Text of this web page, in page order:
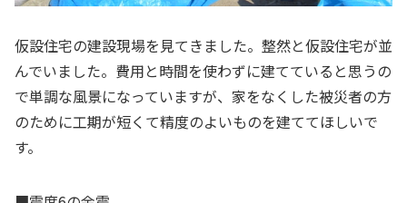
仮設住宅の建設現場を見てきました。整然と仮設住宅が並
んでいました。費用と時間を使わずに建てていると思うの
で単調な風景になっていますが、家をなくした被災者の方
のために工期が短くて精度のよいものを建ててほしいで
す。